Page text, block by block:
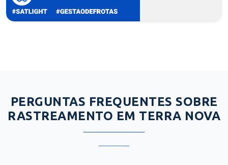
PERGUNTAS FREQUENTES SOBRE
RASTREAMENTO EM TERRA NOVA